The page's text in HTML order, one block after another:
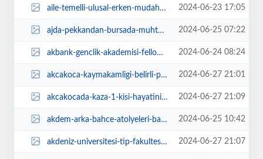
aile-temelli-ulusal-erken-mudahale-sistemi-kurulacak-Oqk8Jvhv.jpeg 2024-06-23 17:05
ajda-pekkandan-bursada-muhtesem-konser-Gsf5YTK3.jpg 2024-06-25 07:22
akbank-genclik-akademisi-fellowship-programinin-basvurulari-devam-ediyor-e3ls... 2024-06-24 08:24
akcakoca-kaymakamligi-belirli-plajlar-harici-denize-girmeyi-yasakladi-GKINdPF... 2024-06-27 21:01
akcakocada-kaza-1-kisi-hayatini-kaybetti-lQCu9xgd.jpg 2024-06-27 21:09
akdem-arka-bahce-atolyeleri-basliyor-lvWsSPfb.jpg 2024-06-25 10:42
akdeniz-universitesi-tip-fakultesinden-intern-doktorlara-toplanti-HSTWIaq2.jpg 2024-06-27 21:07